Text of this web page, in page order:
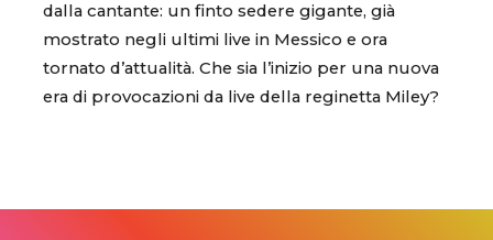
dalla cantante: un finto sedere gigante, già
mostrato negli ultimi live in Messico e ora
tornato d’attualità. Che sia l’inizio per una nuova
era di provocazioni da live della reginetta Miley?